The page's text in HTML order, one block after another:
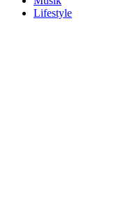
Lifestyle